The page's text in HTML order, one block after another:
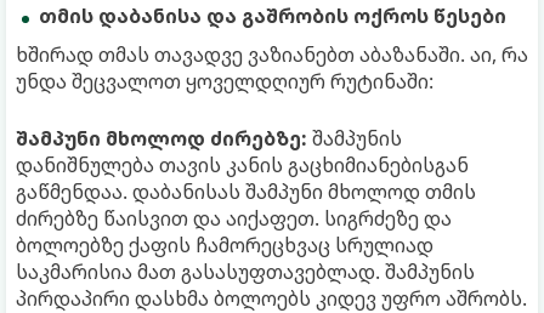
თმის დაბანისა და გაშრობის ოქროს წესები
ხშირად თმას თავადვე ვაზიანებთ აბაზანაში. აი, რა
უნდა შეცვალოთ ყოველდღიურ რუტინაში:
შამპუნი მხოლოდ ძირებზე: შამპუნის
დანიშნულება თავის კანის გაცხიმიანებისგან
გაწმენდაა. დაბანისას შამპუნი მხოლოდ თმის
ძირებზე წაისვით და აიქაფეთ. სიგრძეზე და
ბოლოებზე ქაფის ჩამორეცხვაც სრულიად
საკმარისია მათ გასასუფთავებლად. შამპუნის
პირდაპირი დასხმა ბოლოებს კიდევ უფრო აშრობს.